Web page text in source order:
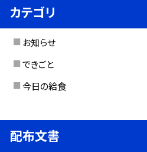
カテゴリ
お知らせ
できごと
今日の給食
配布文書